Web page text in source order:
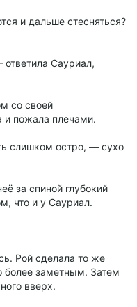
и дальше стесняться?
Сауриал,
со своей
и пожала плечами.
слишком остро, — сухо
за спиной глубокий
что и у Сауриал.
Рой сделала то же
более заметным. Затем
вверх.